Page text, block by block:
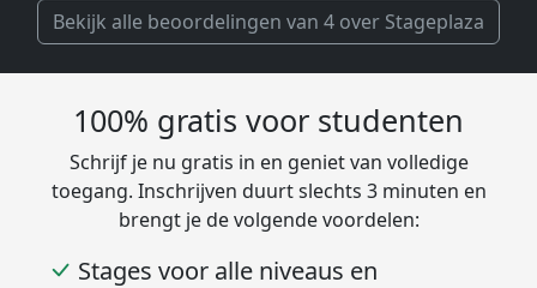
Bekijk alle beoordelingen van 4 over Stageplaza
100% gratis voor studenten
Schrijf je nu gratis in en geniet van volledige
toegang. Inschrijven duurt slechts 3 minuten en
brengt je de volgende voordelen:
Stages voor alle niveaus en